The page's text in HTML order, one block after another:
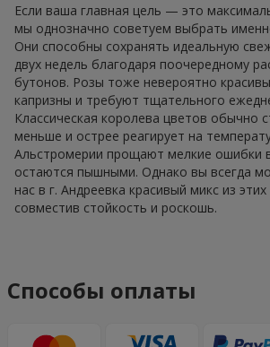
Если ваша главная цель — это
мы однозначно советуем выбрать
Они способны сохранять идеальную
двух недель благодаря поочередному
бутонов. Розы тоже невероятно
капризны и требуют тщательного
Классическая королева цветов обычно
меньше и острее реагирует на
Альстромерии прощают мелкие ошибки
остаются пышными. Однако вы всегда
нас в г. Андреевка красивый микс из
совместив стойкость и роскошь.
Способы оплаты